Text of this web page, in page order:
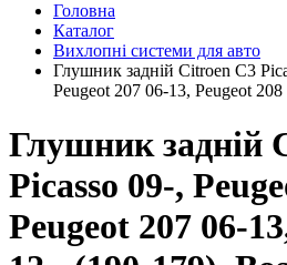
Головна
Каталог
Вихлопні системи для авто
Глушник задній Citroen C3
Peugeot 207 06-13, Peugeot
Глушник задній
Picasso 09-,
Peugeot 207 06-